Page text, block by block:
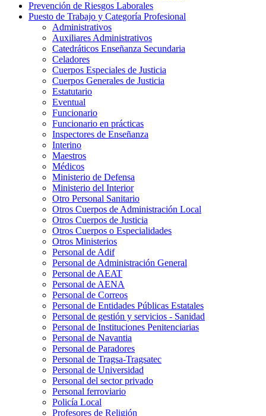
Prevención de Riesgos Laborales
Puesto de Trabajo y Categoría Profesional
Administrativos
Auxiliares Administrativos
Catedráticos Enseñanza Secundaria
Celadores
Cuerpos Especiales de Justicia
Cuerpos Generales de Justicia
Estatutario
Eventual
Funcionario
Funcionario en prácticas
Inspectores de Enseñanza
Interino
Maestros
Médicos
Ministerio de Defensa
Ministerio del Interior
Otro Personal Sanitario
Otros Cuerpos de Administración Local
Otros Cuerpos de Justicia
Otros Cuerpos o Especialidades
Otros Ministerios
Personal de Adif
Personal de Administración General
Personal de AEAT
Personal de AENA
Personal de Correos
Personal de Entidades Públicas Estatales
Personal de gestión y servicios - Sanidad
Personal de Instituciones Penitenciarias
Personal de Navantia
Personal de Paradores
Personal de Tragsa-Tragsatec
Personal de Universidad
Personal del sector privado
Personal ferroviario
Policía Local
Profesores de Religión